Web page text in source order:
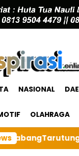
NASIONAL
OLAHRAGA